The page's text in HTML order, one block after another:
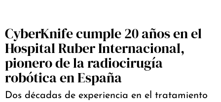
CyberKnife cumple 20 años en el
Hospital Ruber Internacional,
pionero de la radiocirugía
robótica en España
Dos décadas de experiencia en el tratamiento